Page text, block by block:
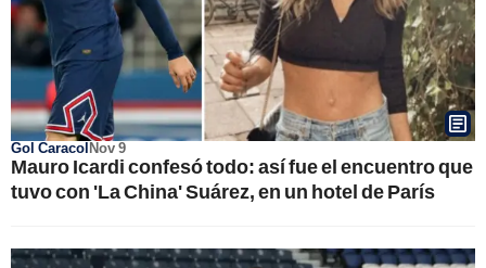
Gol CaracolNov 9
Mauro Icardi confesó todo: así fue el encuentro que
tuvo con 'La China' Suárez, en un hotel de París